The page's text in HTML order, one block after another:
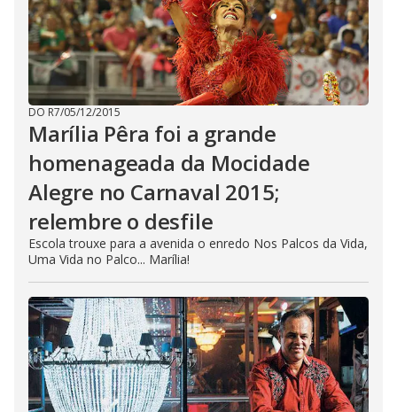
DO R7/05/12/2015
Marília Pêra foi a grande
homenageada da Mocidade
Alegre no Carnaval 2015;
relembre o desfile
Escola trouxe para a avenida o enredo Nos Palcos da Vida,
Uma Vida no Palco... Marília!